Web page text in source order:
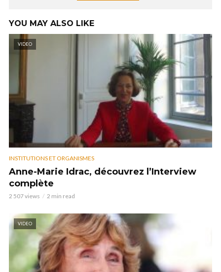
YOU MAY ALSO LIKE
VIDEO
INSTITUTIONS ET ORGANISMES
Anne-Marie Idrac, découvrez l’Interview
complète
2 507 views 2 min read
VIDEO